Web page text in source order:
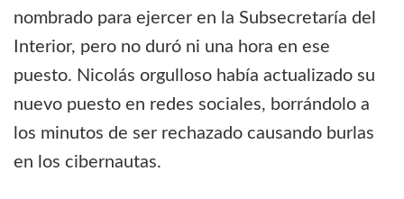
nombrado para ejercer en la Subsecretaría del
Interior, pero no duró ni una hora en ese
puesto. Nicolás orgulloso había actualizado su
nuevo puesto en redes sociales, borrándolo a
los minutos de ser rechazado causando burlas
en los cibernautas.